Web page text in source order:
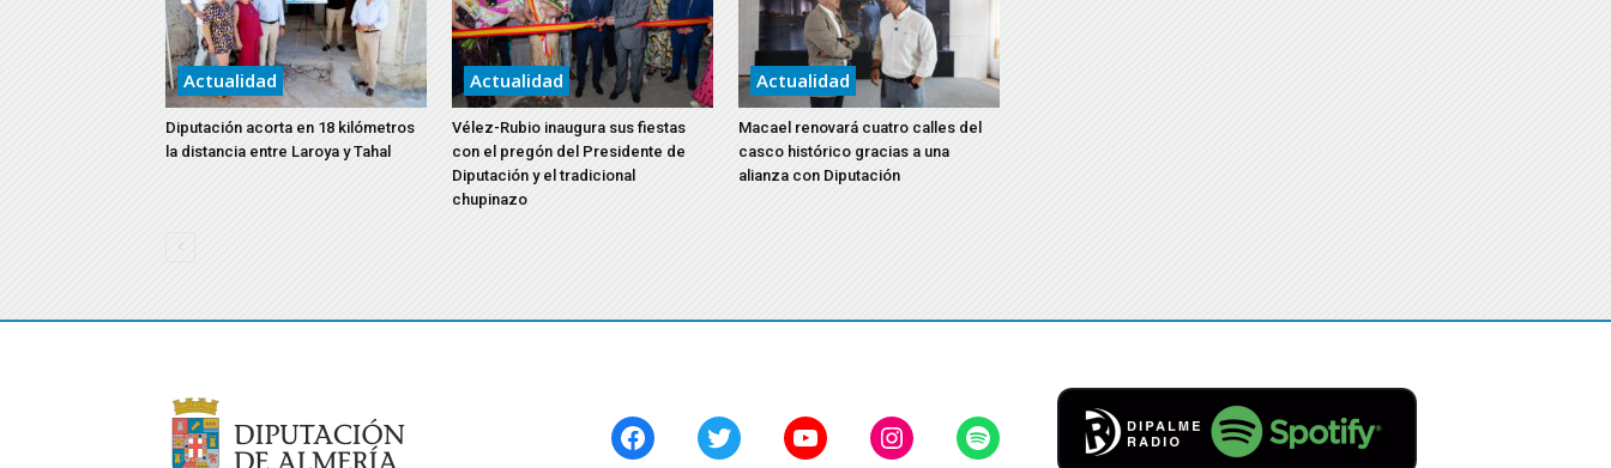
Actualidad
Diputación acorta en 18 kilómetros
la distancia entre Laroya y Tahal
Actualidad
Vélez-Rubio inaugura sus fiestas
con el pregón del Presidente de
Diputación y el tradicional
chupinazo
Actualidad
Macael renovará cuatro calles del
casco histórico gracias a una
alianza con Diputación
FacebookTwitterYouTubeInstagramSpotify